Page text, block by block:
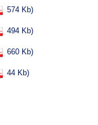
574 Kb)
494 Kb)
660 Kb)
44 Kb)